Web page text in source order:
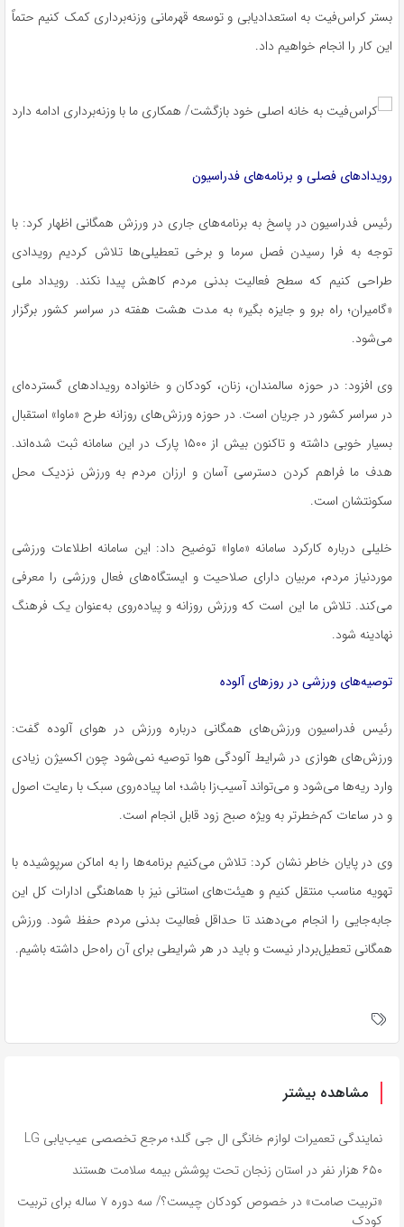
بستر کراس‌فیت به استعدادیابی و توسعه قهرمانی وزنه‌برداری کمک کنیم حتماً
این کار را انجام خواهیم داد.
رویدادهای فصلی و برنامه‌های فدراسیون
رئیس فدراسیون در پاسخ به برنامه‌های جاری در ورزش همگانی اظهار کرد: با
توجه به فرا رسیدن فصل سرما و برخی تعطیلی‌ها تلاش کردیم رویدادی
طراحی کنیم که سطح فعالیت بدنی مردم کاهش پیدا نکند. رویداد ملی
«گامیران؛ راه برو و جایزه بگیر» به مدت هشت هفته در سراسر کشور برگزار
می‌شود.
وی افزود: در حوزه سالمندان، زنان، کودکان و خانواده رویدادهای گسترده‌ای
در سراسر کشور در جریان است. در حوزه ورزش‌های روزانه طرح «ماوا» استقبال
بسیار خوبی داشته و تاکنون بیش از ۱۵۰۰ پارک در این سامانه ثبت شده‌اند.
هدف ما فراهم کردن دسترسی آسان و ارزان مردم به ورزش نزدیک محل
سکونتشان است.
خلیلی درباره کارکرد سامانه «ماوا» توضیح داد: این سامانه اطلاعات ورزشی
موردنیاز مردم، مربیان دارای صلاحیت و ایستگاه‌های فعال ورزشی را معرفی
می‌کند. تلاش ما این است که ورزش روزانه و پیاده‌روی به‌عنوان یک فرهنگ
نهادینه شود.
توصیه‌های ورزشی در روزهای آلوده
رئیس فدراسیون ورزش‌های همگانی درباره ورزش در هوای آلوده گفت:
ورزش‌های هوازی در شرایط آلودگی هوا توصیه نمی‌شود چون اکسیژن زیادی
وارد ریه‌ها می‌شود و می‌تواند آسیب‌زا باشد؛ اما پیاده‌روی سبک با رعایت اصول
و در ساعات کم‌خطرتر به ویژه صبح زود قابل انجام است.
وی در پایان خاطر نشان کرد: تلاش می‌کنیم برنامه‌ها را به اماکن سرپوشیده با
تهویه مناسب منتقل کنیم و هیئت‌های استانی نیز با هماهنگی ادارات کل این
جابه‌جایی را انجام می‌دهند تا حداقل فعالیت بدنی مردم حفظ شود. ورزش
همگانی تعطیل‌بردار نیست و باید در هر شرایطی برای آن راه‌حل داشته باشیم.
مشاهده بیشتر
نمایندگی تعمیرات لوازم خانگی ال جی گلد؛ مرجع تخصصی عیب‌یابی LG
۶۵۰ هزار نفر در استان زنجان تحت پوشش بیمه سلامت هستند
«تربیت صامت» در خصوص کودکان چیست؟/ سه دوره ۷ ساله برای تربیت
کودک